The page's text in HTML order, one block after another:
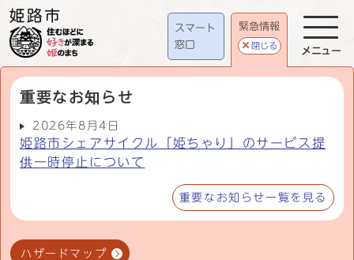
スマート
窓口
緊急情報
閉じる
重要なお知らせ
2026年8月4日
姫路市シェアサイクル「姫ちゃり」のサービス提
供一時停止について
重要なお知らせ一覧を見る
ハザードマップ
メニュー